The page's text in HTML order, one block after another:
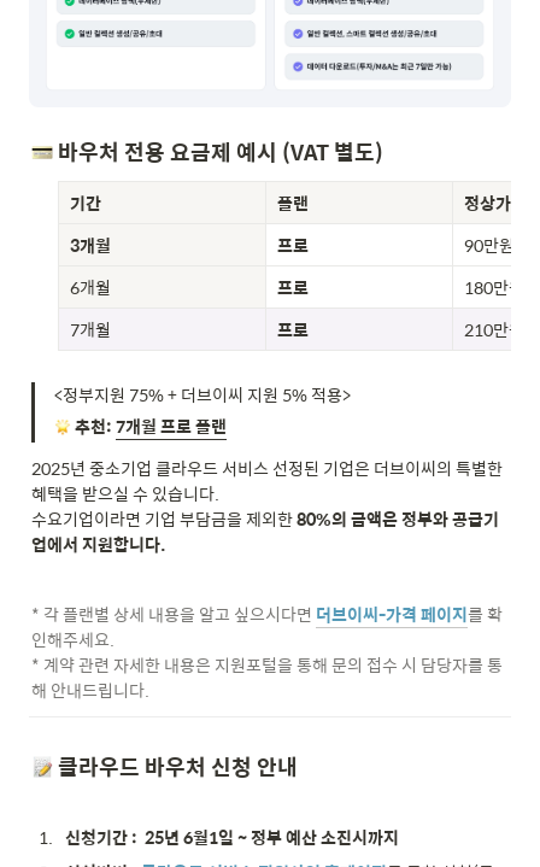
바우처 전용 요금제 예시 (VAT 별도)
기간 플랜
정상가
3개월
프로
90만원
6개월
프로
180만원
7개월
프로 210만원
<정부지원 75% + 더브이씨 지원 5% 적용>
추천:7개월 프로 플랜
2025년 중소기업 클라우드 서비스 선정된 기업은 더브이씨의 특별한
혜택을 받으실 수 있습니다.
수요기업이라면 기업 부담금을 제외한 80%의 금액은 정부와 공급기
업에서 지원합니다.
* 각 플랜별 상세 내용을 알고 싶으시다면 더브이씨-가격 페이지를 확
인해주세요.
* 계약 관련 자세한 내용은 지원포털을 통해 문의 접수 시 담당자를 통
해 안내드립니다.
클라우드 바우처 신청 안내
1. 신청기간 : 25년 6월1일 ~ 정부 예산 소진시까지